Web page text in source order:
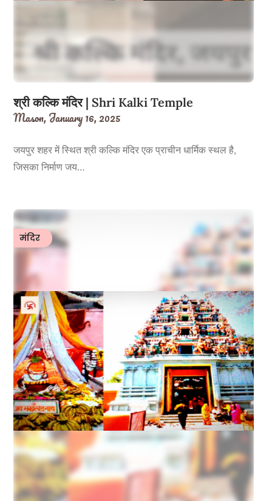
श्री कल्कि मंदिर | Shri Kalki Temple
Mason,January 16, 2025
जयपुर शहर में स्थित श्री कल्कि मंदिर एक प्राचीन धार्मिक स्थल है,
जिसका निर्माण जय…
मंदिर